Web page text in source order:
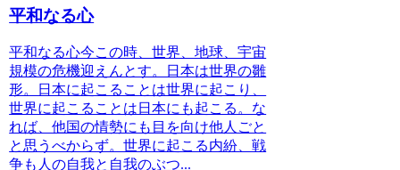
平和なる心
平和なる心今この時、世界、地球、宇宙
規模の危機迎えんとす。日本は世界の雛
形。日本に起こることは世界に起こり、
世界に起こることは日本にも起こる。な
れば、他国の情勢にも目を向け他人ごと
と思うべからず。世界に起こる内紛、戦
争も人の自我と自我のぶつ...